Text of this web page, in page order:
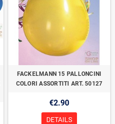
FACKELMANN 15 PALLONCINI
COLORI ASSORTITI ART. 50127
€2.90
DETAILS